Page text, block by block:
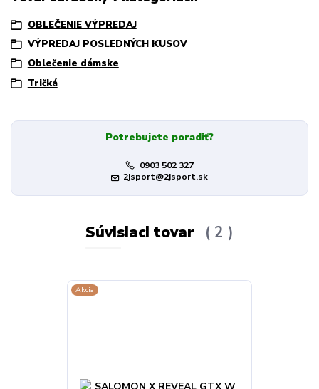
OBLEČENIE VÝPREDAJ
VÝPREDAJ POSLEDNÝCH KUSOV
Oblečenie dámske
Tričká
Potrebujete poradiť?
0903 502 327
2jsport@2jsport.sk
Súvisiaci tovar 2
Akcia